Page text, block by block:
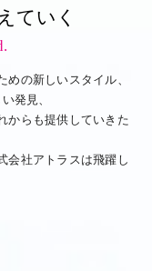
ていく
の新しいスタイル、
発見、
からも提供していきた
会社アトラスは飛躍し